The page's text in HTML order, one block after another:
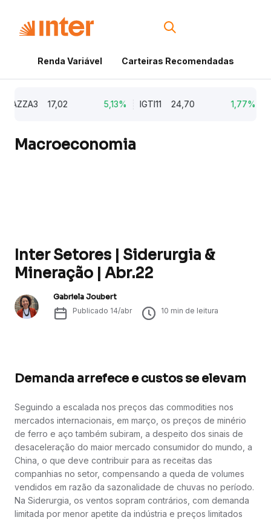
Renda Variável Carteiras Recomendadas
17,02 5,13% IGTI11 24,70 1,77%
Macroeconomia
Inter Setores | Siderurgia &
Mineração | Abr.22
Gabriela Joubert
Publicado 14/abr 10 min de leitura
Demanda arrefece e custos se elevam
Seguindo a escalada nos preços das commodities nos
mercados internacionais, em março, os preços de minério
de ferro e aço também subiram, a despeito dos sinais de
desaceleração do maior mercado consumidor do mundo, a
China, o que deve contribuir para as receitas das
companhias no setor, compensando a queda de volumes
vendidos em razão da sazonalidade de chuvas no período.
Na Siderurgia, os ventos sopram contrários, com demanda
limitada por menor apetite da indústria e preços limitados